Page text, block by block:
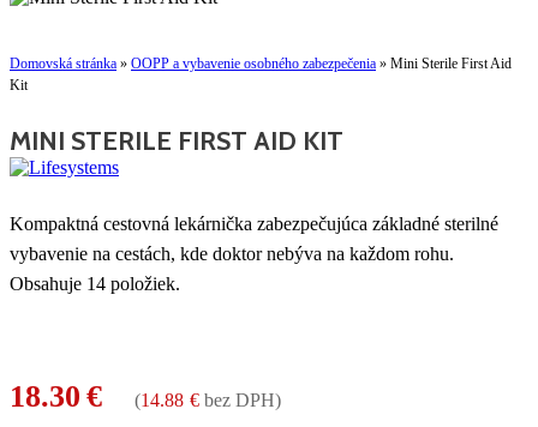
Domovská stránka » OOPP a vybavenie osobného zabezpečenia » Mini Sterile First Aid
Kit
MINI STERILE FIRST AID KIT
Kompaktná cestovná lekárnička zabezpečujúca základné sterilné
vybavenie na cestách, kde doktor nebýva na každom rohu.
Obsahuje 14 položiek.
18.30 € (14.88 € bez DPH)